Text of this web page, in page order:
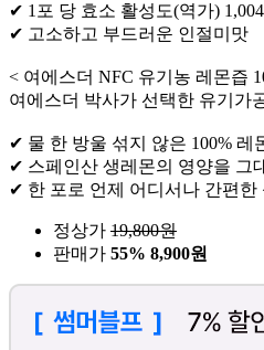
✔ 1포 당 효소 활성도(역가)
✔ 고소하고 부드러운 인절미맛
< 여에스더 NFC 유기농 레몬즙
여에스더 박사가 선택한 유기가
✔ 물 한 방울 섞지 않은 100% 레
✔ 스페인산 생레몬의 영양을 그
✔ 한 포로 언제 어디서나 간편한
정상가 19,800원
판매가 55% 8,900원